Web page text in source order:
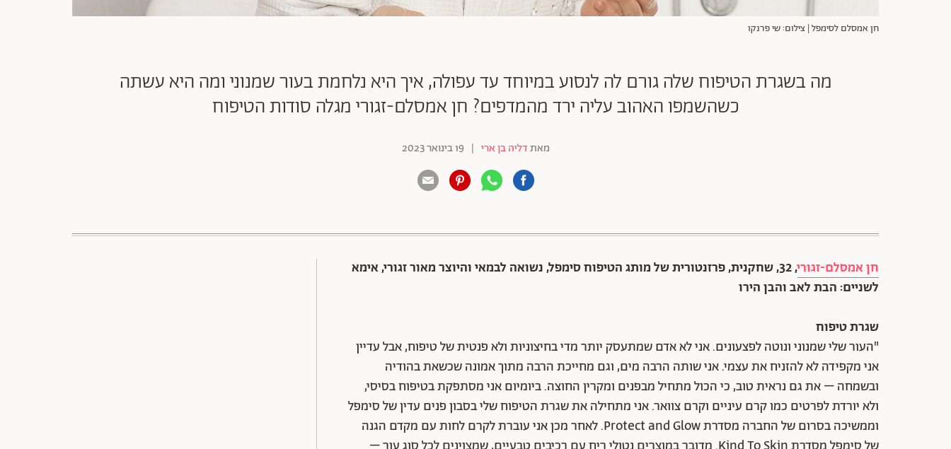
חן אמסלם לסימפל | צילום: שי פרנקו
מה בשגרת הטיפוח שלה גורם לה לנסוע במיוחד עד עפולה, איך היא נלחמת בעור שמנוני ומה היא עשתה
כשהשמפו האהוב עליה ירד מהמדפים? חן אמסלם-זגורי מגלה סודות הטיפוח
מאתדליה בן ארי | 19 בינואר 2023
חן אמסלם-זגורי
, 32, שחקנית, פרזנטורית של מותג הטיפוח סימפל, נשואה לבמאי והיוצר מאור זגורי, אימא
לשניים: הבת לאב והבן הירו
שגרת טיפוח
"העור שלי שמנוני ונוטה לפצעונים. אני לא אדם שמתעסק יותר מדי בחיצוניות ולא פנטית של טיפוח, אבל עדיין
אני מקפידה לא להזניח את עצמי. אני שותה הרבה מים, וגם מחייכת הרבה מתוך אמונה שכשאת בהודיה
ובשמחה – את גם נראית טוב, כי הכול מתחיל מבפנים ומקרין החוצה. ביומיום אני מסתפקת בטיפוח בסיסי,
ולא יורדת לפרטים כמו קרם עיניים וקרם צוואר. אני מתחילה את שגרת הטיפוח שלי בסבון פנים עדין של סימפל
וממשיכה בסרום של החברה מסדרת Protect and Glow. לאחר מכן אני עוברת לקרם לחות עם מקדם הגנה